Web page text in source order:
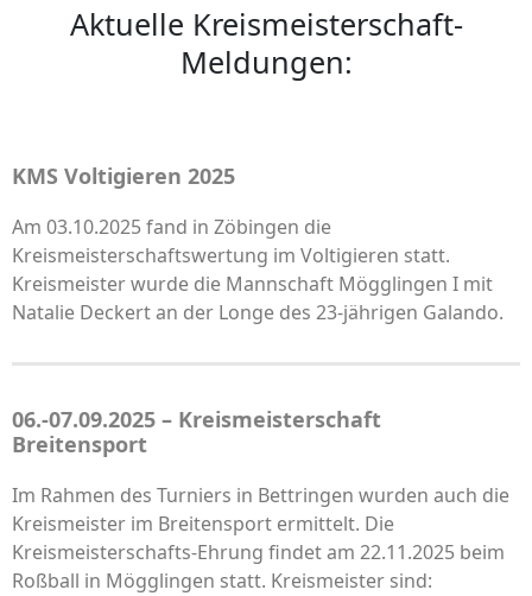
Aktuelle Kreismeisterschaft-
Meldungen:
KMS Voltigieren 2025
Am 03.10.2025 fand in Zöbingen die
Kreismeisterschaftswertung im Voltigieren statt.
Kreismeister wurde die Mannschaft Mögglingen I mit
Natalie Deckert an der Longe des 23-jährigen Galando.
06.-07.09.2025 – Kreismeisterschaft
Breitensport
Im Rahmen des Turniers in Bettringen wurden auch die
Kreismeister im Breitensport ermittelt. Die
Kreismeisterschafts-Ehrung findet am 22.11.2025 beim
Roßball in Mögglingen statt. Kreismeister sind: